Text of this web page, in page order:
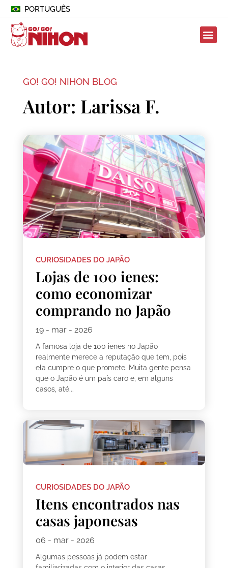
PORTUGUÊS
GO! GO! NIHON BLOG
Autor: Larissa F.
CURIOSIDADES DO JAPÃO
Lojas de 100 ienes:
como economizar
comprando no Japão
19 - mar - 2026
A famosa loja de 100 ienes no Japão
realmente merece a reputação que tem, pois
ela cumpre o que promete. Muita gente pensa
que o Japão é um país caro e, em alguns
casos, até...
CURIOSIDADES DO JAPÃO
Itens encontrados nas
casas japonesas
06 - mar - 2026
Algumas pessoas já podem estar